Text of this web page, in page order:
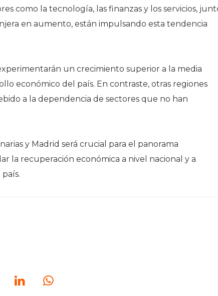
como la tecnología, las finanzas y los servicios,
en aumento, están impulsando esta tendencia
un crecimiento superior a la media
económico del país. En contraste, otras regiones
a la dependencia de sectores que no han
y Madrid será crucial para el panorama
la recuperación económica a nivel nacional y a
consolida su
expansión en la